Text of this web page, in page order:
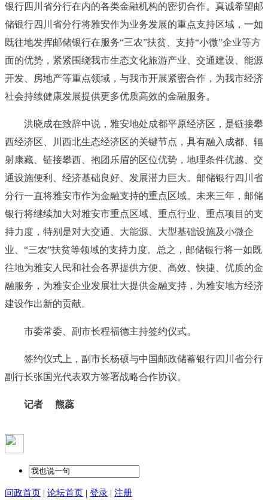
银行四川省分行在内的各类金融机构的密切合作。真诚希望邮
储银行四川省分行将雅安作为业务发展的重点支持区域，一如
既往地发挥邮储银行在服务“三农”扶贫、支持“小微”企业等方
面的优势，紧紧围绕我市生态文化旅游产业、交通建设、能源
开发、房地产等重点领域，与我市开展紧密合作，为我市经济
社会持续健康发展提供更多优质高效的金融服务。
洪晓成在致辞中说，雅安地处成都平原经济区，是链接攀
西经济区、川西北生态经济区的关键节点，具有融入成都、辐
射康藏、链接攀西、抱团乐眉的区位优势，地理条件优越、交
通设施便利、经济基础良好、发展潜力巨大。邮储银行四川省
分行一直将雅安市作为金融支持的重点区域。未来三年，邮储
银行将继续加大对雅安市重点区域、重点行业、重点项目的支
持力度，特别是对大交通、大能源、大型基础设施及小微企
业、“三农”扶贫等领域的支持力度。总之，邮储银行将一如既
往地为雅安人民和社会各界提供方便、高效、快捷、优质的金
融服务，为雅安企业发展壮大提供金融支持，为雅安地方经济
建设作出新的贡献。
市委常委、副市长程福德主持签约仪式。
签约仪式上，副市长杨硕与中国邮政储蓄银行四川省分行
副行长张国光代表双方签署战略合作协议。
记者 熊蕊
问政首页 | 论坛首页 | 登录 | 注册